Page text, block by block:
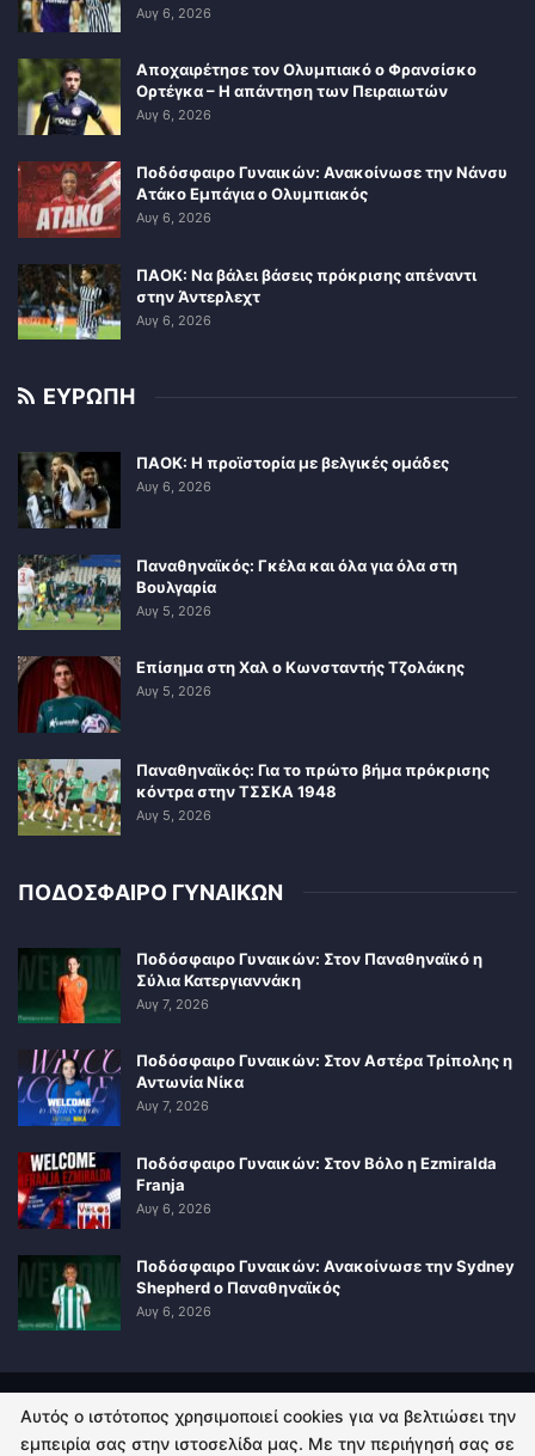
Αυγ 6, 2026
Αποχαιρέτησε τον Ολυμπιακό ο Φρανσίσκο
Ορτέγκα – Η απάντηση των Πειραιωτών
Αυγ 6, 2026
Ποδόσφαιρο Γυναικών: Ανακοίνωσε την Νάνσυ
Ατάκο Εμπάγια ο Ολυμπιακός
Αυγ 6, 2026
ΠΑΟΚ: Να βάλει βάσεις πρόκρισης απέναντι
στην Άντερλεχτ
Αυγ 6, 2026
ΕΥΡΩΠΗ
ΠΑΟΚ: Η προϊστορία με βελγικές ομάδες
Αυγ 6, 2026
Παναθηναϊκός: Γκέλα και όλα για όλα στη
Βουλγαρία
Αυγ 5, 2026
Επίσημα στη Χαλ ο Κωνσταντής Τζολάκης
Αυγ 5, 2026
Παναθηναϊκός: Για το πρώτο βήμα πρόκρισης
κόντρα στην ΤΣΣΚΑ 1948
Αυγ 5, 2026
ΠΟΔΟΣΦΑΙΡΟ ΓΥΝΑΙΚΩΝ
Ποδόσφαιρο Γυναικών: Στον Παναθηναϊκό η
Σύλια Κατεργιαννάκη
Αυγ 7, 2026
Ποδόσφαιρο Γυναικών: Στον Αστέρα Τρίπολης η
Αντωνία Νίκα
Αυγ 7, 2026
Ποδόσφαιρο Γυναικών: Στον Βόλο η Ezmiralda
Franja
Αυγ 6, 2026
Ποδόσφαιρο Γυναικών: Ανακοίνωσε την Sydney
Shepherd ο Παναθηναϊκός
Αυγ 6, 2026
ΠΟΛΙΤΙΚΗ ΑΠΟΡΡΗΤΟΥ ΕΠΙΚΟΙΝΩΝΙΑ
Αυτός ο ιστότοπος χρησιμοποιεί cookies για να βελτιώσει την
εμπειρία σας στην ιστοσελίδα μας. Με την περιήγησή σας σε